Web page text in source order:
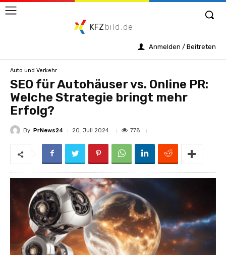
KFZ bild.de
Anmelden / Beitreten
Auto und Verkehr
SEO für Autohäuser vs. Online PR:
Welche Strategie bringt mehr
Erfolg?
By PrNews24 20. Juli 2024 778